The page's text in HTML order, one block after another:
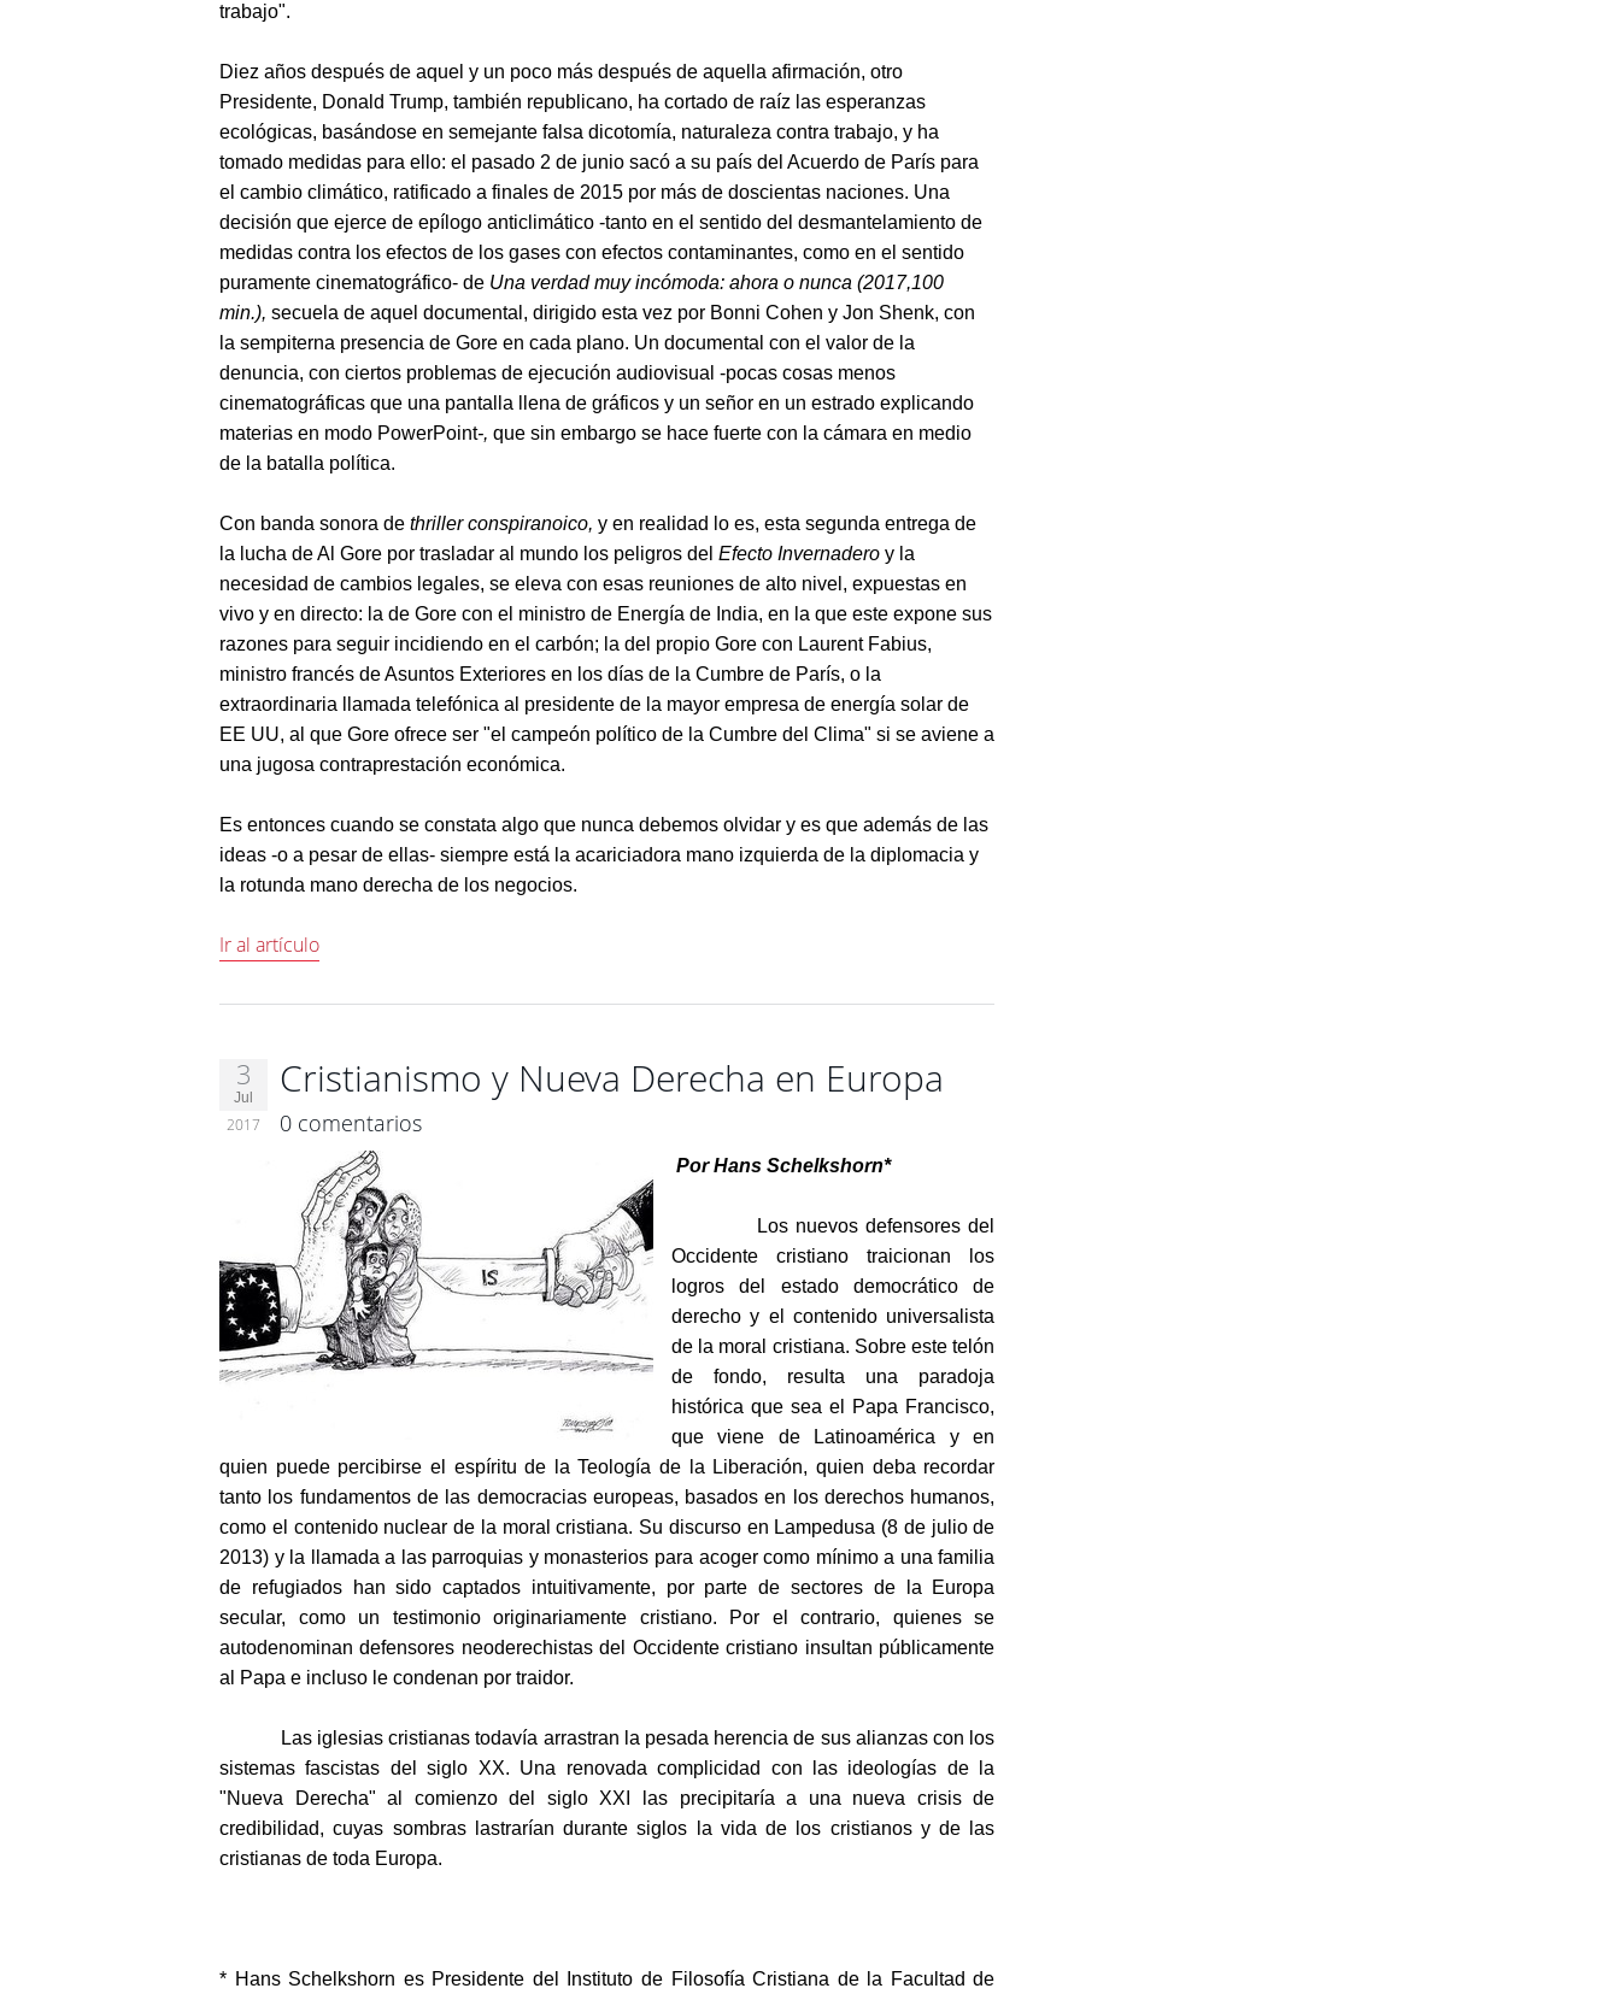
trabajo".
Diez años después de aquel y un poco más después de aquella afirmación, otro
Presidente, Donald Trump, también republicano, ha cortado de raíz las esperanzas
ecológicas, basándose en semejante falsa dicotomía, naturaleza contra trabajo, y ha
tomado medidas para ello: el pasado 2 de junio sacó a su país del Acuerdo de París para
el cambio climático, ratificado a finales de 2015 por más de doscientas naciones. Una
decisión que ejerce de epílogo anticlimático -tanto en el sentido del desmantelamiento de
medidas contra los efectos de los gases con efectos contaminantes, como en el sentido
puramente cinematográfico- de Una verdad muy incómoda: ahora o nunca (2017,100
min.), secuela de aquel documental, dirigido esta vez por Bonni Cohen y Jon Shenk, con
la sempiterna presencia de Gore en cada plano. Un documental con el valor de la
denuncia, con ciertos problemas de ejecución audiovisual -pocas cosas menos
cinematográficas que una pantalla llena de gráficos y un señor en un estrado explicando
materias en modo PowerPoint-, que sin embargo se hace fuerte con la cámara en medio
de la batalla política.
Con banda sonora de thriller conspiranoico, y en realidad lo es, esta segunda entrega de
la lucha de Al Gore por trasladar al mundo los peligros del Efecto Invernadero y la
necesidad de cambios legales, se eleva con esas reuniones de alto nivel, expuestas en
vivo y en directo: la de Gore con el ministro de Energía de India, en la que este expone sus
razones para seguir incidiendo en el carbón; la del propio Gore con Laurent Fabius,
ministro francés de Asuntos Exteriores en los días de la Cumbre de París, o la
extraordinaria llamada telefónica al presidente de la mayor empresa de energía solar de
EE UU, al que Gore ofrece ser "el campeón político de la Cumbre del Clima" si se aviene a
una jugosa contraprestación económica.
Es entonces cuando se constata algo que nunca debemos olvidar y es que además de las
ideas -o a pesar de ellas- siempre está la acariciadora mano izquierda de la diplomacia y
la rotunda mano derecha de los negocios.
Ir al artículo
3
Jul
2017
Cristianismo y Nueva Derecha en Europa
0 comentarios
Por Hans Schelkshorn*
Los nuevos defensores del
Occidente cristiano traicionan los
logros del estado democrático de
derecho y el contenido universalista
de la moral cristiana. Sobre este telón
de fondo, resulta una paradoja
histórica que sea el Papa Francisco,
que viene de Latinoamérica y en
quien puede percibirse el espíritu de la Teología de la Liberación, quien deba recordar
tanto los fundamentos de las democracias europeas, basados en los derechos humanos,
como el contenido nuclear de la moral cristiana. Su discurso en Lampedusa (8 de julio de
2013) y la llamada a las parroquias y monasterios para acoger como mínimo a una familia
de refugiados han sido captados intuitivamente, por parte de sectores de la Europa
secular, como un testimonio originariamente cristiano. Por el contrario, quienes se
autodenominan defensores neoderechistas del Occidente cristiano insultan públicamente
al Papa e incluso le condenan por traidor.
Las iglesias cristianas todavía arrastran la pesada herencia de sus alianzas con los
sistemas fascistas del siglo XX. Una renovada complicidad con las ideologías de la
"Nueva Derecha" al comienzo del siglo XXI las precipitaría a una nueva crisis de
credibilidad, cuyas sombras lastrarían durante siglos la vida de los cristianos y de las
cristianas de toda Europa.
* Hans Schelkshorn es Presidente del Instituto de Filosofía Cristiana de la Facultad de